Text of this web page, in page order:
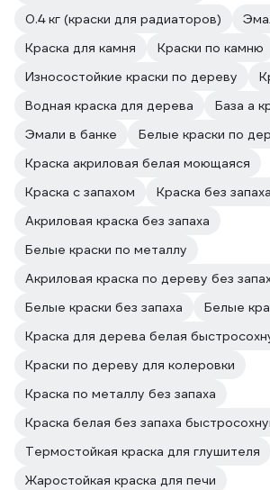
0.4 кг (краски для радиаторов)
Краска для камня
Краски по камню
Износостойкие краски по дереву
Водная краска для дерева
База а
Эмали в банке
Белые краски по
Краска акриловая белая моющаяся
Краска с запахом
Краска без запаха
Акриловая краска без запаха
Белые краски по металлу
Акриловая краска по дереву без
Белые краски без запаха
Белые
Краска для дерева белая
Краски по дереву для колеровки
Краска по металлу без запаха
Краска белая без запаха
Термостойкая краска для глушителя
Жаростойкая краска для печи